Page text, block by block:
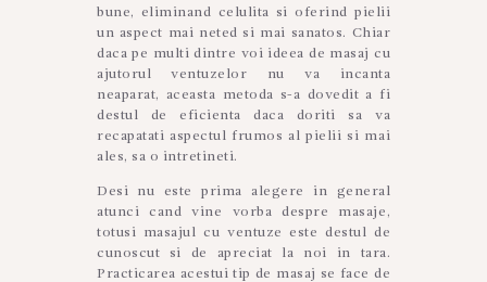
bune, eliminand celulita si oferind pielii
un aspect mai neted si mai sanatos. Chiar
daca pe multi dintre voi ideea de masaj cu
ajutorul ventuzelor nu va incanta
neaparat, aceasta metoda s-a dovedit a fi
destul de eficienta daca doriti sa va
recapatati aspectul frumos al pielii si mai
ales, sa o intretineti.
Desi nu este prima alegere in general
atunci cand vine vorba despre masaje,
totusi masajul cu ventuze este destul de
cunoscut si de apreciat la noi in tara.
Practicarea acestui tip de masaj se face de